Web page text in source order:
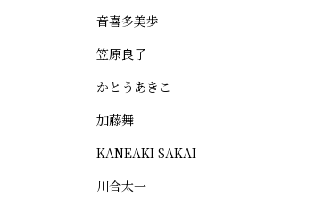
音喜多美歩
笠原良子
かとうあきこ
加藤舞
KANEAKI SAKAI
川合太一